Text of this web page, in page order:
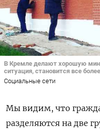
В Кремле делают хорошую
ситуация, становится все
Социальные сети
Мы видим, что
разделяются на две